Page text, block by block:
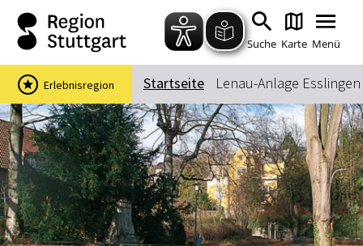
Zum Hauptinhalt springen
Zur Suche springen
Zur Hauptnavigation
Zum Footer springen
Suche Karte Menü
Suchbegriff
Das könnte Sie interessieren
Stadtführungen
Events & Tickets
Ausflugsziele
Erlebnisse
Startseite Lenau-Anlage Esslingen
Erlebnisregion